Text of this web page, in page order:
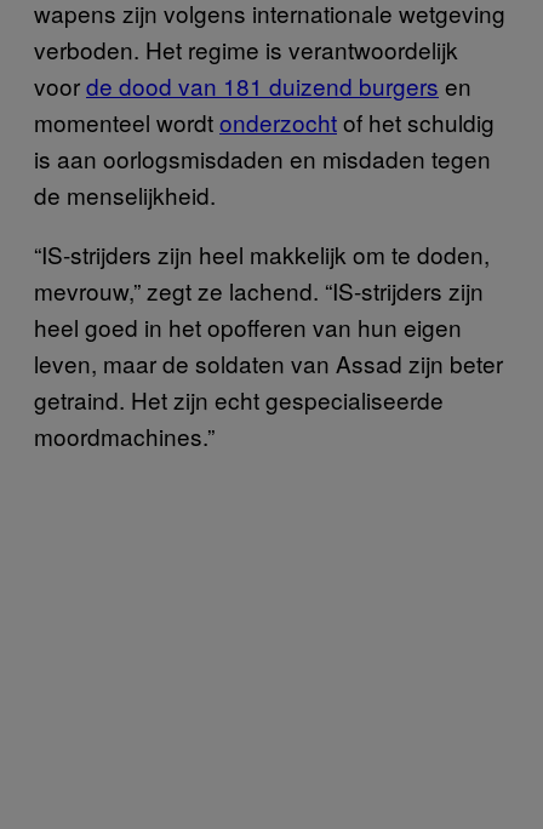
wapens zijn volgens internationale wetgeving
verboden. Het regime is verantwoordelijk
voorde dood van 181 duizend burgers en
momenteel wordtonderzochtof het schuldig
is aan oorlogsmisdaden en misdaden tegen
de menselijkheid.
“IS-strijders zijn heel makkelijk om te doden,
mevrouw,” zegt ze lachend. “IS-strijders zijn
heel goed in het opofferen van hun eigen
leven, maar de soldaten van Assad zijn beter
getraind. Het zijn echt gespecialiseerde
moordmachines.”